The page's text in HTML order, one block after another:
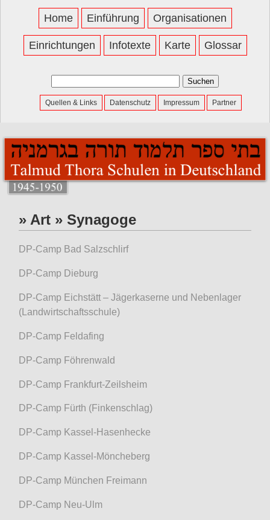
Home Einführung Organisationen
Einrichtungen Infotexte Karte Glossar
Suchen
nach:
Quellen & Links Datenschutz Impressum Partner
» Art » Synagoge
DP-Camp Bad Salzschlirf
DP-Camp Dieburg
DP-Camp Eichstätt – Jägerkaserne und Nebenlager
(Landwirtschaftsschule)
DP-Camp Feldafing
DP-Camp Föhrenwald
DP-Camp Frankfurt-Zeilsheim
DP-Camp Fürth (Finkenschlag)
DP-Camp Kassel-Hasenhecke
DP-Camp Kassel-Möncheberg
DP-Camp München Freimann
DP-Camp Neu-Ulm